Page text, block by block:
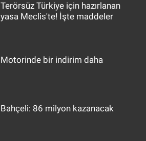
Terörsüz Türkiye için hazırlanan
yasa Meclis'te! İşte maddeler
Motorinde bir indirim daha
Bahçeli: 86 milyon kazanacak